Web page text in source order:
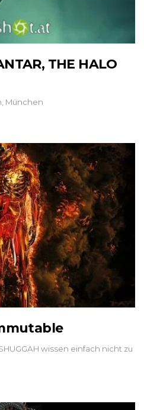
THE HALO
München
wissen einfach nicht zu